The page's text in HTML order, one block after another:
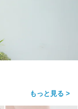
もっと見る >